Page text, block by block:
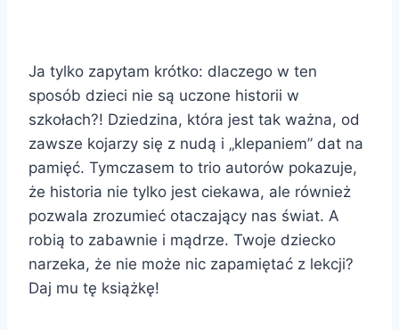
Ja tylko zapytam krótko: dlaczego w ten
sposób dzieci nie są uczone historii w
szkołach?! Dziedzina, która jest tak ważna, od
zawsze kojarzy się z nudą i „klepaniem” dat na
pamięć. Tymczasem to trio autorów pokazuje,
że historia nie tylko jest ciekawa, ale również
pozwala zrozumieć otaczający nas świat. A
robią to zabawnie i mądrze. Twoje dziecko
narzeka, że nie może nic zapamiętać z lekcji?
Daj mu tę książkę!